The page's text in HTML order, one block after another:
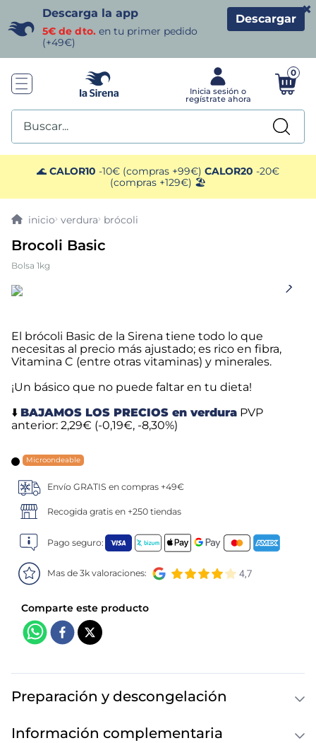
Descarga la app
5€ de dto. en tu primer pedido
(+49€)
Descargar
×
0
Buscar...
🌊 CALOR10 -10€ (compras +99€) CALOR20 -20€
(compras +129€) 🏖️
verdura brócoli
Brocoli Basic
Bolsa 1kg
El brócoli Basic de la Sirena tiene todo lo que
necesitas al precio más ajustado; es rico en fibra,
Vitamina C (entre otras vitaminas) y minerales.
¡Un básico que no puede faltar en tu dieta!
⬇️ BAJAMOS LOS PRECIOS en verdura PVP
anterior: 2,29€ (-0,19€, -8,30%)
Microondeable
Envío GRATIS en compras +49€
Recogida gratis en +250 tiendas
Pago seguro:
Mas de 3k valoraciones:
Preparación y descongelación
Información complementaria
TÉRMINOS MÁS BUSCADOS
1. helados sirena
gambas
3. patatas
5. verduras
7 canelones
9. listísimos
10. pollo